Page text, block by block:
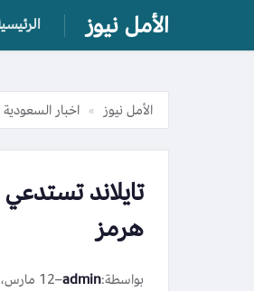
الأمل نيوز
الأمل نيوز » اخبار السعودية
تايلاند
هرمز
بواسطة:admin
–12 مارس، 2026 9:42 صباحًا